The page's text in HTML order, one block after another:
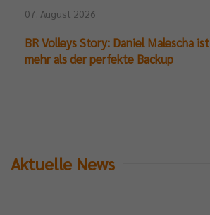
07. August 2026
BR Volleys Story: Daniel Malescha ist
mehr als der perfekte Backup
Aktuelle News